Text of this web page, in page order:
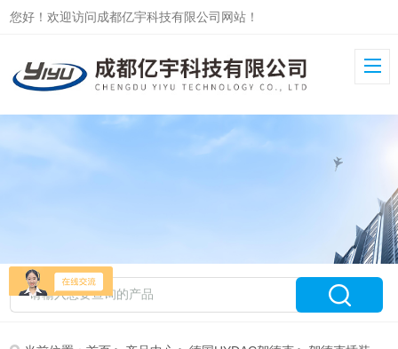
您好！欢迎访问成都亿宇科技有限公司网站！